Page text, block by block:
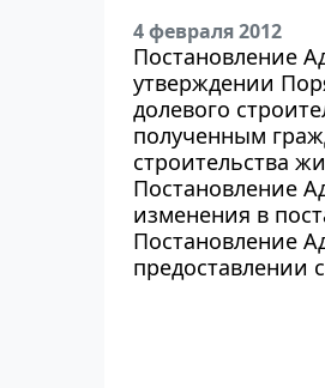
4 февраля 2012
Постановление
утверждении
долевого
полученным
строительства
Постановление
изменения в
Постановление
предоставлении